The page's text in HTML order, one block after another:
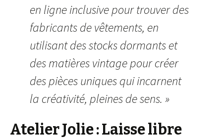
en ligne inclusive pour trouver des
fabricants de vêtements, en
utilisant des stocks dormants et
des matières vintage pour créer
des pièces uniques qui incarnent
la créativité, pleines de sens. »
Atelier Jolie : Laisse libre